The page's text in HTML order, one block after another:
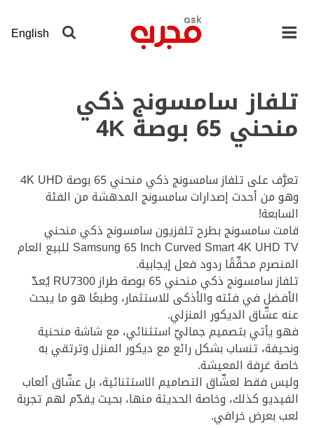
المحتوى English
تلفاز سامسونج ذكي
منحني 65 بوصة 4K
تعرَّف على تلفاز سامسونج ذكي منحني 65 بوصة 4K UHD
وهو من أحدث إصدارات سامسونج المدهشة من الفئة
السابعة!
قامت سامسونج بطرح تلفزيون سامسونج ذكي منحني
Samsung 65 Inch Curved Smart 4K UHD TV للبيع العام
المنصرم محقِّقًا ردود فعل إيجابية.
تلفاز سامسونج ذكي منحني 65 بوصة طراز RU7300 يُعدّ
الأفضل في فئته والأذكى للاستثمار، وطبعًا هو ما يبحث
عنه عشّاق الديكور المنزلي.
فهو يأتي بتصميم جماليّ استثنائي، مع شاشة منحنية
ونحيفة، تنساب بشكل رائع مع ديكور المنزل وترتقي به
خاصة غرفة المعيشة.
وليس فقط لعشّاق التصاميم الاستثنائية، بل عشّاق ألعاب
الفيديو كذلك، وخاصة الحديثة منها، بحيث يقدّم لهم تجربة
لعب بعرض خرافي.